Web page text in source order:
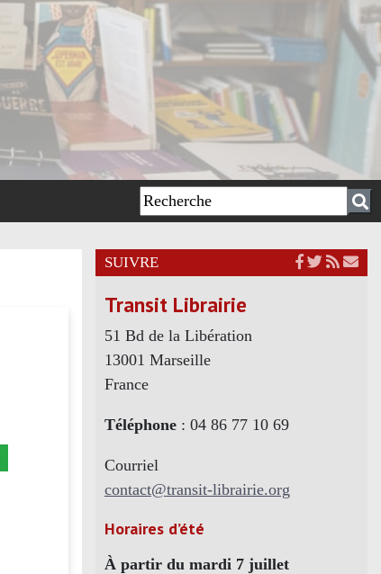
SUIVRE
Transit Librairie
51 Bd de la Libération
13001 Marseille
France
Téléphone: 04 86 77 10 69
Courriel
contact@transit-librairie.org
Horaires d’été
À partir du mardi 7 juillet